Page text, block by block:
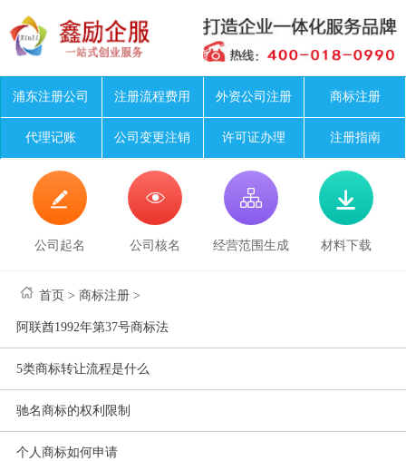
浦东注册公司 注册流程费用 外资公司注册 商标注册
代理记账 公司变更注销 许可证办理 注册指南

公司起名

公司核名

经营范围生成

材料下载
首页 >商标注册 >
阿联酋1992年第37号商标法
5类商标转让流程是什么
驰名商标的权利限制
个人商标如何申请